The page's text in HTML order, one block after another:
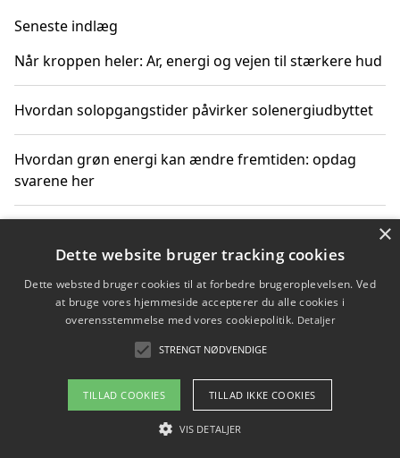
Seneste indlæg
Når kroppen heler: Ar, energi og vejen til stærkere hud
Hvordan solopgangstider påvirker solenergiudbyttet
Hvordan grøn energi kan ændre fremtiden: opdag
svarene her
solenergiudnyttelse
Hvordan du får svar på energispørgsmål om
vedvarende energikilder
Copyright 2026 - Pilanto Aps
Om / kontakt
Blog Betingelser
×
Dette website bruger tracking cookies
Dette websted bruger cookies til at forbedre brugeroplevelsen. Ved
at bruge vores hjemmeside accepterer du alle cookies i
overensstemmelse med vores cookiepolitik. Detaljer
STRENGT NØDVENDIGE
TILLAD COOKIES TILLAD IKKE COOKIES
VIS DETALJER